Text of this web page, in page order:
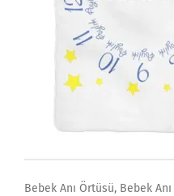
Bebek Anı Örtüsü, Bebek